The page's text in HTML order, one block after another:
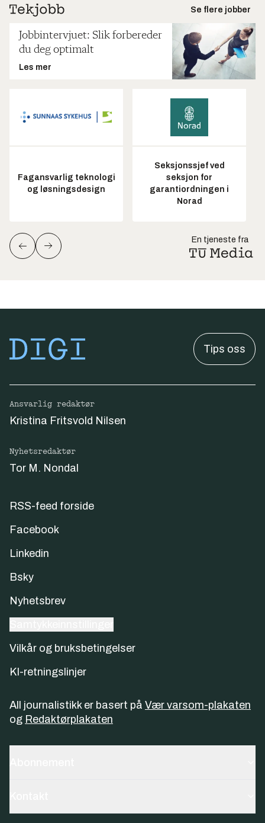
Se flere jobber
Jobbintervjuet: Slik forbereder
du deg optimalt
Les mer
Fagansvarlig teknologi
og løsningsdesign
Seksjonssjef ved
seksjon for
garantiordningen i
Norad
En tjeneste fra
Tips oss
Ansvarlig redaktør
Kristina Fritsvold Nilsen
Nyhetsredaktør
Tor M. Nondal
RSS-feed forside
Facebook
Linkedin
Bsky
Nyhetsbrev
Vilkår og bruksbetingelser
KI-retningslinjer
All journalistikk er basert på Vær varsom-plakaten
og Redaktørplakaten